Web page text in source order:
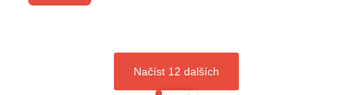
Načíst 12 dalších